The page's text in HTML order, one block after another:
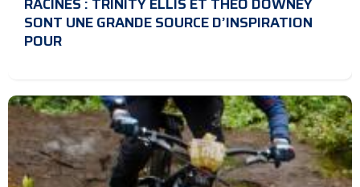
SONT UNE GRANDE SOURCE D’INSPIRATION
POUR